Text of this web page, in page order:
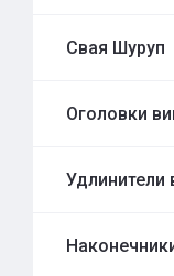
Свая Шуруп
Оголовки
Удлинители